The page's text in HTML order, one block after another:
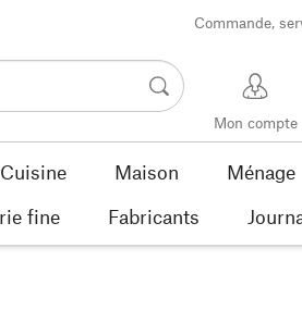
Commande,
Mon compte
Cuisine Maison Ménage
fine Fabricants